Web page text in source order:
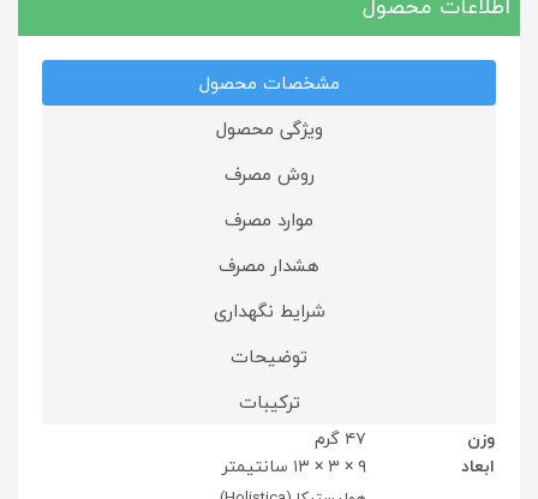
مشخصات محصول
ویژگی محصول
روش مصرف
موارد مصرف
هشدار مصرف
شرایط نگهداری
توضیحات
ترکیبات
وزن
۴۷ گرم
ابعاد
۹ × ۳ × ۱۳ سانتیمتر